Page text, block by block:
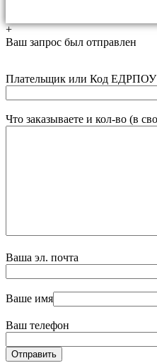
+
Ваш запрос был отправлен
Плательщик или Код ЕДРПОУ
Что заказываете и кол-во (в
Ваша эл. почта
Ваше имя
Ваш телефон